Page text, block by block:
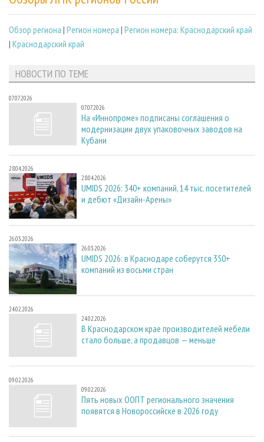
Обзор региона | Регион номера | Регион номера: Краснодарский край
| Краснодарский край
НОВОСТИ ПО ТЕМЕ
07.07.2026
07.07.2026
На «Иннопроме» подписаны соглашения о
модернизации двух упаковочных заводов на
Кубани
28.04.2026
28.04.2026
UMIDS 2026: 340+ компаний, 14 тыс. посетителей
и дебют «Дизайн-Арены»
26.03.2026
26.03.2026
UMIDS 2026: в Краснодаре соберутся 350+
компаний из восьми стран
24.02.2026
24.02.2026
В Краснодарском крае производителей мебели
стало больше, а продавцов — меньше
09.02.2026
09.02.2026
Пять новых ООПТ регионального значения
появятся в Новороссийске в 2026 году